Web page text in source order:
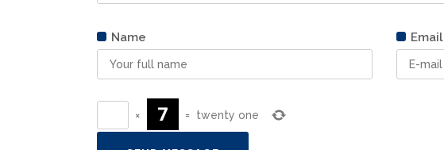
Name Email
× = twenty one